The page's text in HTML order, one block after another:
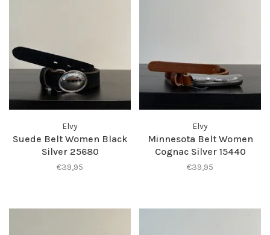
Elvy
Suede Belt Women Black
Silver 25680
€39,95
Elvy
Minnesota Belt Women
Cognac Silver 15440
€39,95